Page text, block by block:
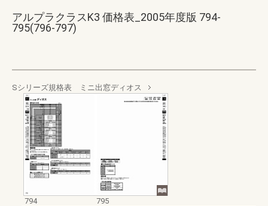
アルプラクラスK3 価格表_2005年度版 794-
795(796-797)
Sシリーズ規格表 ミニ出窓ディオス
794
795